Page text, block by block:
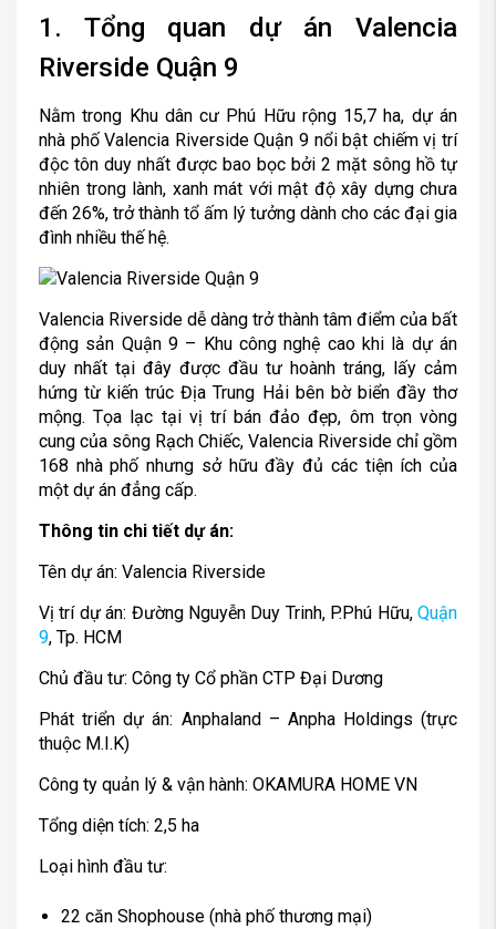
1. Tổng quan dự án Valencia
Riverside Quận 9
Nằm trong Khu dân cư Phú Hữu rộng 15,7 ha, dự án
nhà phố Valencia Riverside Quận 9 nổi bật chiếm vị trí
độc tôn duy nhất được bao bọc bởi 2 mặt sông hồ tự
nhiên trong lành, xanh mát với mật độ xây dựng chưa
đến 26%, trở thành tổ ấm lý tưởng dành cho các đại gia
đình nhiều thế hệ.
Valencia Riverside dễ dàng trở thành tâm điểm của bất
động sản Quận 9 – Khu công nghệ cao khi là dự án
duy nhất tại đây được đầu tư hoành tráng, lấy cảm
hứng từ kiến trúc Địa Trung Hải bên bờ biển đầy thơ
mộng. Tọa lạc tại vị trí bán đảo đẹp, ôm trọn vòng
cung của sông Rạch Chiếc, Valencia Riverside chỉ gồm
168 nhà phố nhưng sở hữu đầy đủ các tiện ích của
một dự án đẳng cấp.
Thông tin chi tiết dự án:
Tên dự án: Valencia Riverside
Vị trí dự án: Đường Nguyễn Duy Trinh, P.Phú Hữu, Quận
9, Tp. HCM
Chủ đầu tư: Công ty Cổ phần CTP Đại Dương
Phát triển dự án: Anphaland – Anpha Holdings (trực
thuộc M.I.K)
Công ty quản lý & vận hành: OKAMURA HOME VN
Tổng diện tích: 2,5 ha
Loại hình đầu tư:
22 căn Shophouse (nhà phố thương mại)